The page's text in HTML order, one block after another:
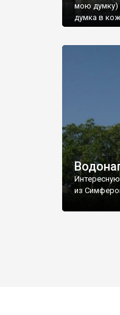
мою думку)
думка в
запрошую
из